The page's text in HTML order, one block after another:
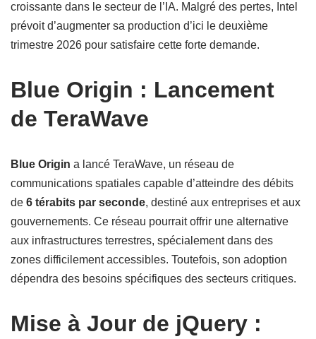
croissante dans le secteur de l’IA. Malgré des pertes, Intel
prévoit d’augmenter sa production d’ici le deuxième
trimestre 2026 pour satisfaire cette forte demande.
Blue Origin : Lancement
de TeraWave
Blue Origin a lancé TeraWave, un réseau de
communications spatiales capable d’atteindre des débits
de 6 térabits par seconde, destiné aux entreprises et aux
gouvernements. Ce réseau pourrait offrir une alternative
aux infrastructures terrestres, spécialement dans des
zones difficilement accessibles. Toutefois, son adoption
dépendra des besoins spécifiques des secteurs critiques.
Mise à Jour de jQuery :